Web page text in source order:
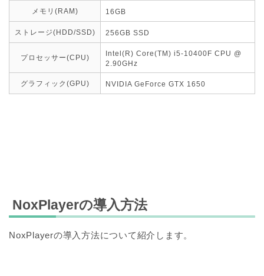
メモリ(RAM) 16GB
ストレージ(HDD/SSD) 256GB SSD
プロセッサー(CPU)
Intel(R) Core(TM) i5-10400F CPU @
2.90GHz
グラフィック(GPU) NVIDIA GeForce GTX 1650
NoxPlayerの導入方法
NoxPlayerの導入方法について紹介します。